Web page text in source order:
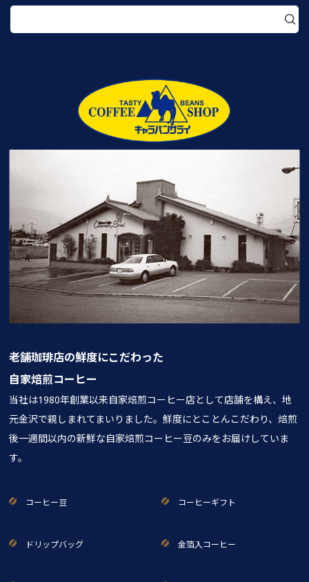
老舗珈琲店の鮮度にこだわった
自家焙煎コーヒー
当社は1980年創業以来自家焙煎コーヒー店として店舗を構え、地
元金沢で親しまれてまいりました。鮮度にとことんこだわり、焙煎
後一週間以内の新鮮な自家焙煎コーヒー豆のみをお届けしていま
す。
コーヒー豆 コーヒーギフト
ドリップバッグ 金箔入コーヒー